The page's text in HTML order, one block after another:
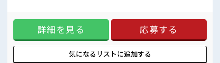
■職場の雰囲気
《男女スタッフさんカツヤク中》広くて安い食堂あり！
購買や各部署に休憩所・飲料の自動販売機などがあり社内設備が充
実しています！
駐車場があるので車やバイク通勤OK！
がつくので時給1750円に！ そこに残業代を上乗せすればガッ
ツリ稼げます！ ≪髪色自由で自分らしく働く≫ 明るすぎたり
奇抜でなければ基本的に自由！ (規定有) ≪ラクラク制服アリ
≫ 無料貸与の制服があるので、 毎日の服装の悩み解消♪ 事前
に準備しなくていいのでラクチンですね！ ■職場の雰囲気
《男女スタッフさんカツヤク中》広くて安い食堂あり！ 購買
詳細を見る 応募する
気になるリストに追加する